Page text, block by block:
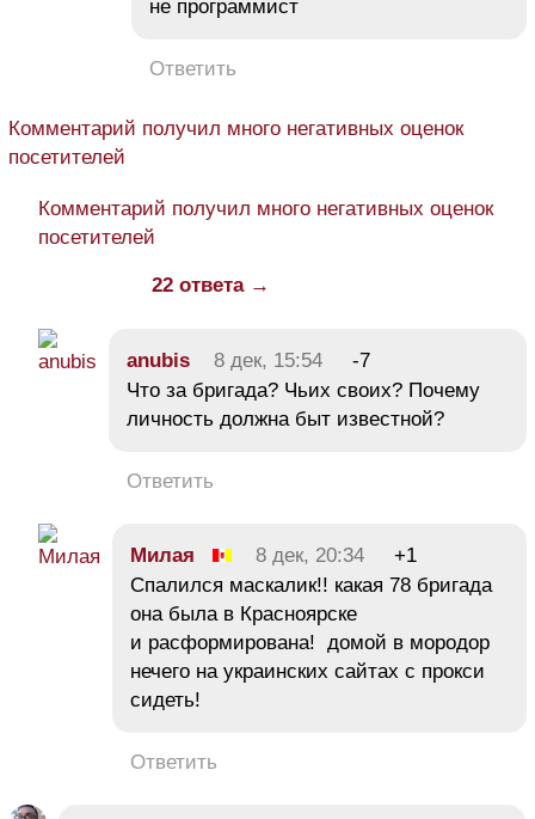
не программист
Ответить
Комментарий получил много негативных оценок
посетителей
Комментарий получил много негативных оценок
посетителей
22 ответа →
anubis 8 дек, 15:54
-7
Что за бригада? Чьих своих? Почему
личность должна быт известной?
Ответить
Милая 8 дек, 20:34
+1
Спалился маскалик!! какая 78 бригада
она была в Красноярске
и расформирована! домой в мородор
нечего на украинских сайтах с прокси
сидеть!
Ответить